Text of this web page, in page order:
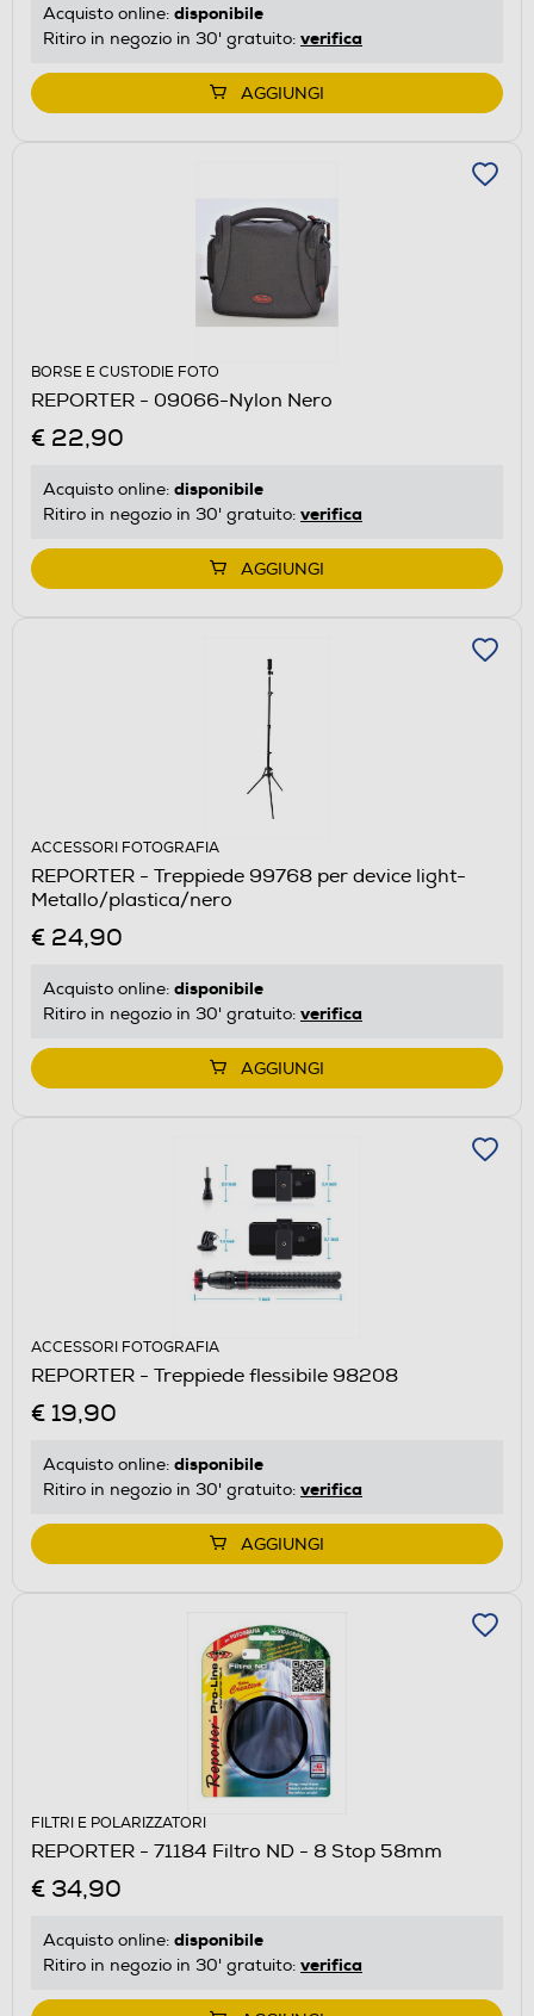
Acquisto online: disponibile
Ritiro in negozio in 30' gratuito: verifica
AGGIUNGI
BORSE E CUSTODIE FOTO
REPORTER - 09066-Nylon Nero
€ 22,90
Acquisto online: disponibile
Ritiro in negozio in 30' gratuito: verifica
AGGIUNGI
ACCESSORI FOTOGRAFIA
REPORTER - Treppiede 99768 per device light-
Metallo/plastica/nero
€ 24,90
Acquisto online: disponibile
Ritiro in negozio in 30' gratuito: verifica
AGGIUNGI
ACCESSORI FOTOGRAFIA
REPORTER - Treppiede flessibile 98208
€ 19,90
Acquisto online: disponibile
Ritiro in negozio in 30' gratuito: verifica
AGGIUNGI
FILTRI E POLARIZZATORI
REPORTER - 71184 Filtro ND - 8 Stop 58mm
€ 34,90
Acquisto online: disponibile
Ritiro in negozio in 30' gratuito: verifica